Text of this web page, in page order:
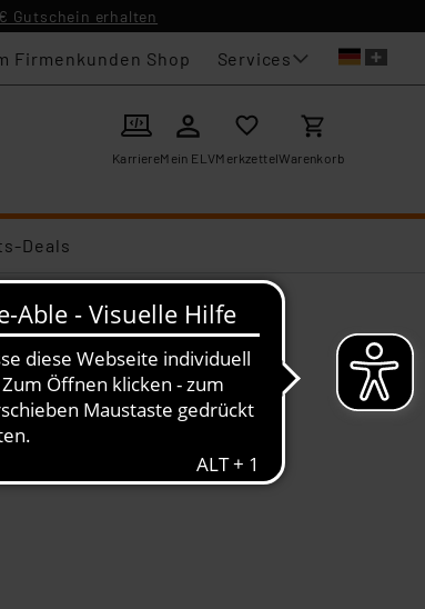
Gutschein erhalten
Firmenkunden Shop Services
KarriereMein ELVMerkzettelWarenkorb
Deals